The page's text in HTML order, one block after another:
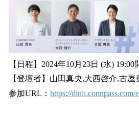
【日程】2024年10月23日 (水) 19:00
【登壇者】山田真央,大西啓介,古屋
参加URL： https://dinii.connpass.com/